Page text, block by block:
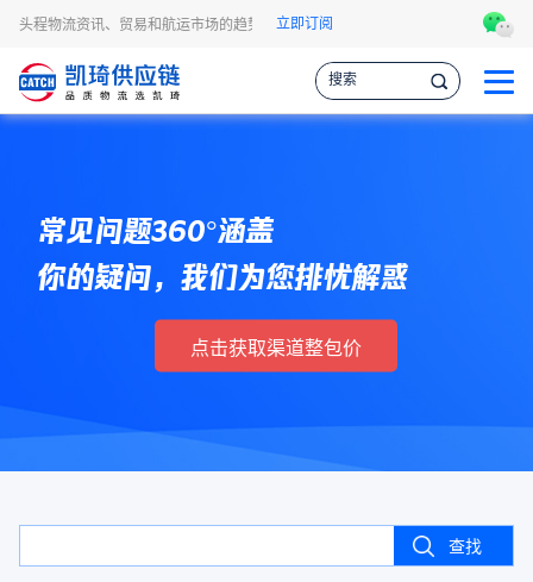
头程物流资讯、贸易和航运市场的趋势和最新事件，让您掌握各种情报，作出更
立即订阅
常见问题360°涵盖
你的疑问，我们为您排忧解惑
点击获取渠道整包价
查找